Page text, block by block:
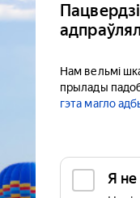
Нам вельмі
прылады
гэта магло
Я не